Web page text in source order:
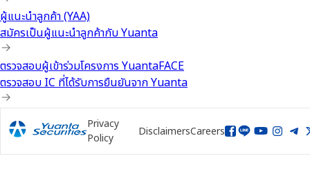
ผู้แนะนำลูกค้า (YAA)
สมัครเป็นผู้แนะนำลูกค้ากับ Yuanta
ตรวจสอบผู้เข้าร่วมโครงการ YuantaFACE
ตรวจสอบ IC ที่ได้รับการยืนยันจาก Yuanta
Privacy
Policy
DisclaimersCareers